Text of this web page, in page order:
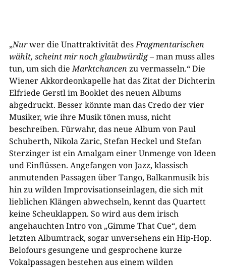
„Nurwer die Unattraktivität desFragmentarischen
wählt, scheint mir noch glaubwürdig– man muss alles
tun, um sich dieMarktchancen zu vermasseln.“ Die
Wiener Akkordeonkapelle hat das Zitat der Dichterin
Elfriede Gerstl im Booklet des neuen Albums
abgedruckt. Besser könnte man das Credo der vier
Musiker, wie ihre Musik tönen muss, nicht
beschreiben. Fürwahr, das neue Album von Paul
Schuberth, Nikola Zaric, Stefan Heckel und Stefan
Sterzinger ist ein Amalgam einer Unmenge von Ideen
und Einflüssen. Angefangen von Jazz, klassisch
anmutenden Passagen über Tango, Balkanmusik bis
hin zu wilden Improvisationseinlagen, die sich mit
lieblichen Klängen abwechseln, kennt das Quartett
keine Scheuklappen. So wird aus dem irisch
angehauchten Intro von „Gimme That Cue“, dem
letzten Albumtrack, sogar unversehens ein Hip-Hop.
Belofours gesungene und gesprochene kurze
Vokalpassagen bestehen aus einem wilden